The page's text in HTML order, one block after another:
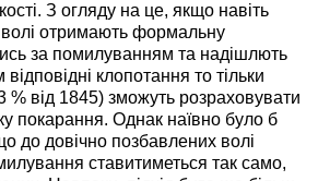
З огляду на це, якщо навіть
волі отримають формальну
за помилуванням та надішлють
клопотання то тільки
% від 1845) зможуть розраховувати
покарання. Однак наївно було б
до довічно позбавлених волі
ставитиметься так само,